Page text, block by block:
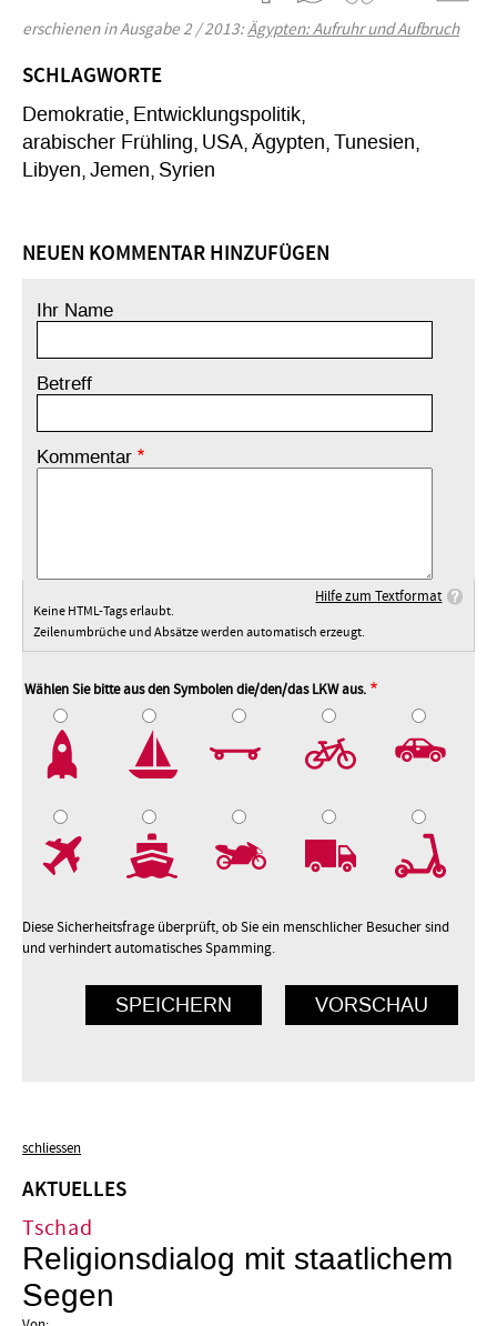
erschienen in Ausgabe 2 / 2013:Ägypten: Aufruhr und Aufbruch
SCHLAGWORTE
Demokratie Entwicklungspolitik
arabischer Frühling USA Ägypten Tunesien
Libyen Jemen Syrien
NEUEN KOMMENTAR HINZUFÜGEN
Ihr Name
Betreff
Kommentar
Hilfe zum Textformat
Keine HTML-Tags erlaubt.
Zeilenumbrüche und Absätze werden automatisch erzeugt.
Wählen Sie bitte aus den Symbolen die/den/das LKW aus.
Diese Sicherheitsfrage überprüft, ob Sie ein menschlicher Besucher sind
und verhindert automatisches Spamming.
schliessen
AKTUELLES
Tschad
Religionsdialog mit staatlichem
Segen